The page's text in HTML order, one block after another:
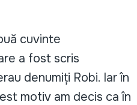
cuvinte
a fost scris
denumiți Robi. Iar în
motiv am decis ca în